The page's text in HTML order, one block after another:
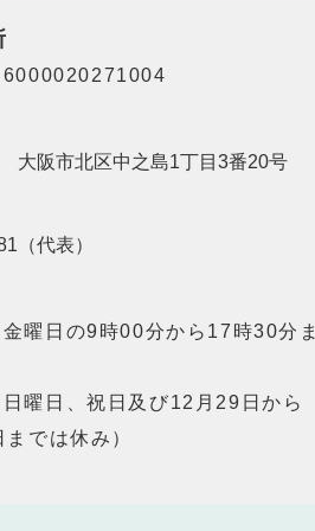
6000020271004
大阪市北区中之島1丁目3番20号
（代表）
金曜日の9時00分から17時30分ま
日曜日、祝日及び12月29日から
では休み）